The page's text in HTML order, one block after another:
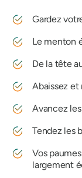
Gardez
Le menton
De la tête
Abaissez et
Avancez
Tendez les
Vos
largement